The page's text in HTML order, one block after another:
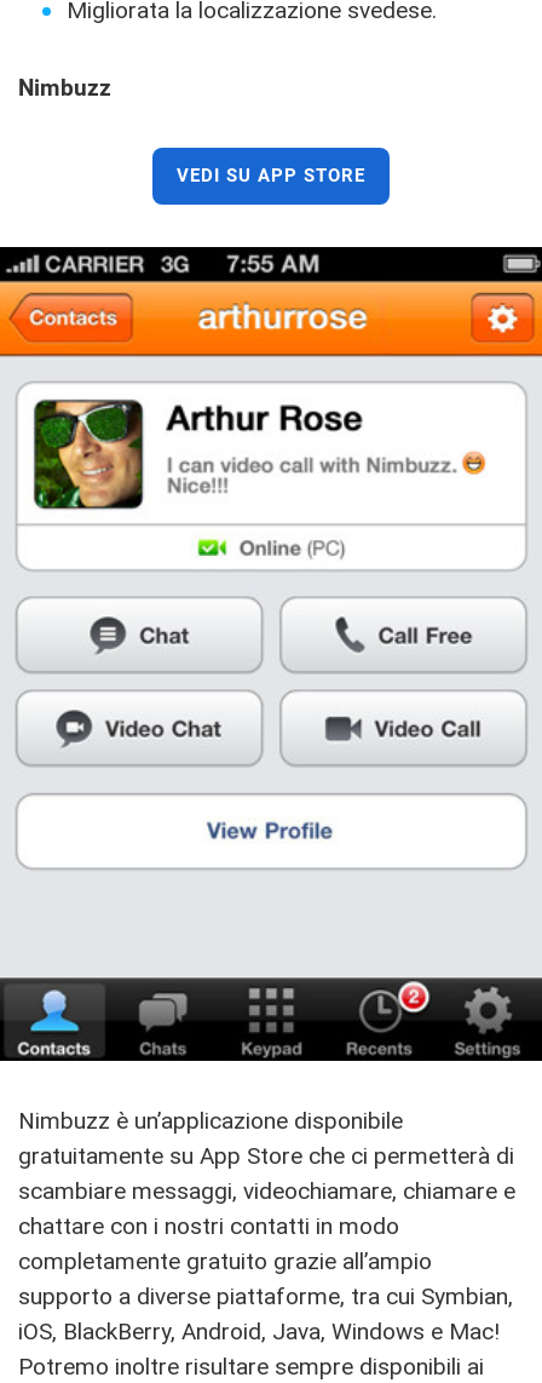
Migliorata la localizzazione svedese.
Nimbuzz
VEDI SU APP STORE
Nimbuzz è un’applicazione disponibile
gratuitamente su App Store che ci permetterà di
scambiare messaggi, videochiamare, chiamare e
chattare con i nostri contatti in modo
completamente gratuito grazie all’ampio
supporto a diverse piattaforme, tra cui Symbian,
iOS, BlackBerry, Android, Java, Windows e Mac!
Potremo inoltre risultare sempre disponibili ai